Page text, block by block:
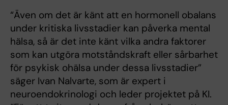
“Även om det är känt att en hormonell obalans
under kritiska livsstadier kan påverka mental
hälsa, så är det inte känt vilka andra faktorer
som kan utgöra motståndskraft eller sårbarhet
för psykisk ohälsa under dessa livsstadier”
säger Ivan Nalvarte, som är expert i
neuroendokrinologi och leder projektet på KI.